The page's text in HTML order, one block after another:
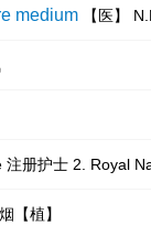
medium 【医】
册护士 2. Royal
【植】